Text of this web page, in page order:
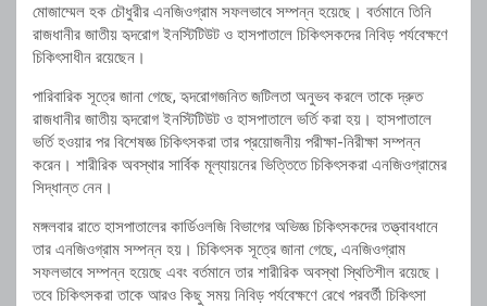
মোজাম্মেল হক চৌধুরীর এনজিওগ্রাম সফলভাবে সম্পন্ন হয়েছে। বর্তমানে তিনি
রাজধানীর জাতীয় হৃদরোগ ইনস্টিটিউট ও হাসপাতালে চিকিৎসকদের নিবিড় পর্যবেক্ষণে
চিকিৎসাধীন রয়েছেন।
পারিবারিক সূত্রে জানা গেছে, হৃদরোগজনিত জটিলতা অনুভব করলে তাকে দ্রুত
রাজধানীর জাতীয় হৃদরোগ ইনস্টিটিউট ও হাসপাতালে ভর্তি করা হয়। হাসপাতালে
ভর্তি হওয়ার পর বিশেষজ্ঞ চিকিৎসকরা তার প্রয়োজনীয় পরীক্ষা-নিরীক্ষা সম্পন্ন
করেন। শারীরিক অবস্থার সার্বিক মূল্যায়নের ভিত্তিতে চিকিৎসকরা এনজিওগ্রামের
সিদ্ধান্ত নেন।
মঙ্গলবার রাতে হাসপাতালের কার্ডিওলজি বিভাগের অভিজ্ঞ চিকিৎসকদের তত্ত্বাবধানে
তার এনজিওগ্রাম সম্পন্ন হয়। চিকিৎসক সূত্রে জানা গেছে, এনজিওগ্রাম
সফলভাবে সম্পন্ন হয়েছে এবং বর্তমানে তার শারীরিক অবস্থা স্থিতিশীল রয়েছে।
তবে চিকিৎসকরা তাকে আরও কিছু সময় নিবিড় পর্যবেক্ষণে রেখে পরবর্তী চিকিৎসা